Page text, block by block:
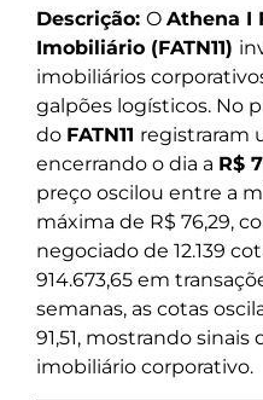
Descrição: O Athena I
Imobiliário (FATN11)
imobiliários
galpões logísticos. No
do FATN11 registraram
encerrando o dia a R$
preço oscilou entre a
máxima de R$ 76,29,
negociado de 12.139
914.673,65 em
semanas, as cotas
91,51, mostrando
imobiliário corporativo.